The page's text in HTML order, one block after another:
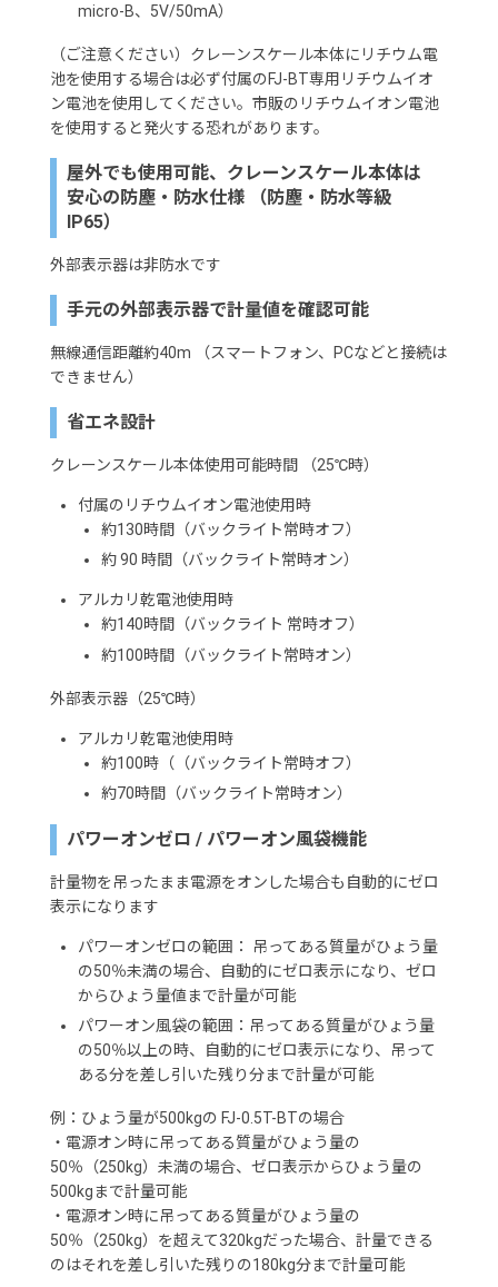
micro-B、5V/50mA）
（ご注意ください）クレーンスケール本体にリチウム電
池を使用する場合は必ず付属のFJ-BT専用リチウムイオ
ン電池を使用してください。市販のリチウムイオン電池
を使用すると発火する恐れがあります。
屋外でも使用可能、クレーンスケール本体は
安心の防塵・防水仕様 （防塵・防水等級
IP65）
外部表示器は非防水です
手元の外部表示器で計量値を確認可能
無線通信距離約40m （スマートフォン、PCなどと接続は
できません）
省エネ設計
クレーンスケール本体使用可能時間 （25℃時）
付属のリチウムイオン電池使用時
約130時間（バックライト常時オフ）
約 90 時間（バックライト常時オン）
アルカリ乾電池使用時
約140時間（バックライト 常時オフ）
約100時間（バックライト常時オン）
外部表示器（25℃時）
アルカリ乾電池使用時
約100時（（バックライト常時オフ）
約70時間（バックライト常時オン）
パワーオンゼロ / パワーオン風袋機能
計量物を吊ったまま電源をオンした場合も自動的にゼロ
表示になります
パワーオンゼロの範囲： 吊ってある質量がひょう量
の50％未満の場合、自動的にゼロ表示になり、ゼロ
からひょう量値まで計量が可能
パワーオン風袋の範囲：吊ってある質量がひょう量
の50％以上の時、自動的にゼロ表示になり、吊って
ある分を差し引いた残り分まで計量が可能
例：ひょう量が500kgの FJ-0.5T-BTの場合
・電源オン時に吊ってある質量がひょう量の
50％（250kg）未満の場合、ゼロ表示からひょう量の
500kgまで計量可能
・電源オン時に吊ってある質量がひょう量の
50％（250kg）を超えて320kgだった場合、計量できる
のはそれを差し引いた残りの180kg分まで計量可能